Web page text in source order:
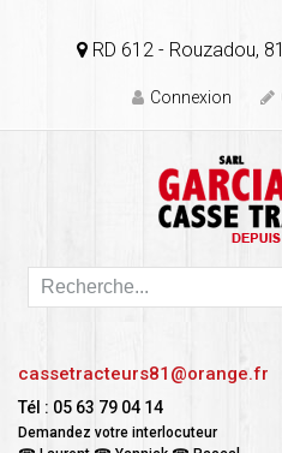
RD 612 - Rouzadou,
Connexion
cassetracteurs81@orange.fr
Tél : 05 63 79 04 14
Demandez votre interlocuteur